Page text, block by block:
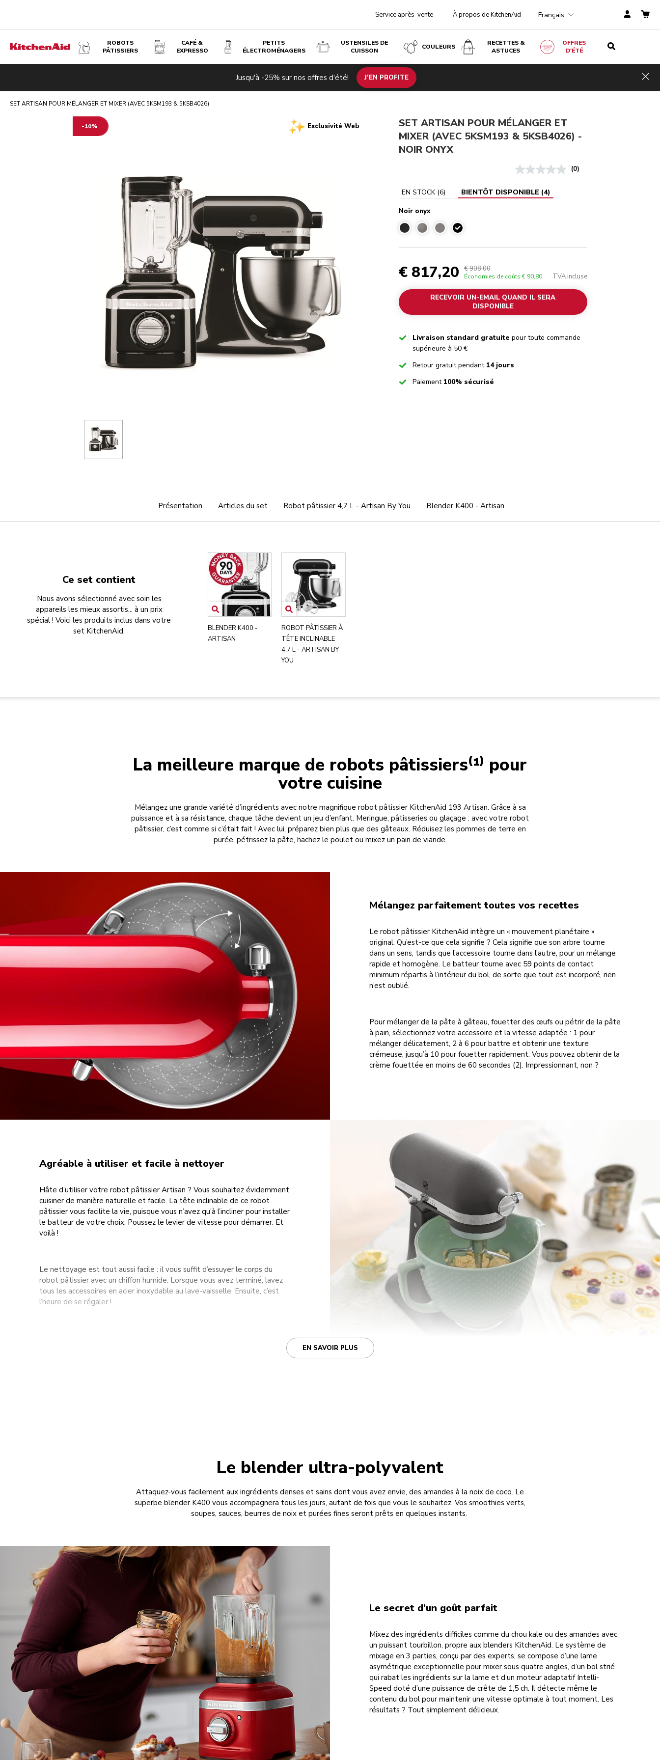
Service après-vente À propos de KitchenAid Français
ROBOTS
PÂTISSIERS
CAFÉ &
EXPRESSO
PETITS
ÉLECTROMÉNAGERS
USTENSILES DE
CUISSON
COULEURS
RECETTES &
ASTUCES
OFFRES
D'ÉTÉ
Jusqu'à -25% sur nos offres d'été! J’EN PROFITE
SET ARTISAN POUR MÉLANGER ET MIXER (AVEC 5KSM193 & 5KSB4026)
Robot pâtissier 4,7 L - Artisan By You Blender K400 - Artisan
Noir onyx
€ 817,20
€ 908,00
-10% Exclusivité Web
SET ARTISAN POUR MÉLANGER ET
MIXER (AVEC 5KSM193 & 5KSB4026) -
NOIR ONYX
(0)
EN STOCK(6) BIENTÔT DISPONIBLE (4)
Noir onyx
Noir onyx
€ 817,20 € 908,00
Économies de coûts € 90,80 TVA incluse
RECEVOIR UN-EMAIL QUAND IL SERA
DISPONIBLE
CheckedLivraison standard gratuite pour toute commande
supérieure à 50 €
CheckedRetour gratuit pendant 14 jours
CheckedPaiement 100% sécurisé
Présentation Articles du set Robot pâtissier 4,7 L - Artisan By You Blender K400 - Artisan
Ce set contient
Nous avons sélectionné avec soin les
appareils les mieux assortis... à un prix
spécial ! Voici les produits inclus dans votre
set KitchenAid.
BLENDER K400 -
ARTISAN
ROBOT PÂTISSIER À
TÊTE INCLINABLE
4,7 L - ARTISAN BY
YOU
La meilleure marque de robots pâtissiers⁽¹⁾ pour
votre cuisine
Mélangez une grande variété d’ingrédients avec notre magnifique robot pâtissier KitchenAid 193 Artisan. Grâce à sa
puissance et à sa résistance, chaque tâche devient un jeu d’enfant. Meringue, pâtisseries ou glaçage : avec votre robot
pâtissier, c’est comme si c’était fait ! Avec lui, préparez bien plus que des gâteaux. Réduisez les pommes de terre en
purée, pétrissez la pâte, hachez le poulet ou mixez un pain de viande.
Mélangez parfaitement toutes vos recettes
Le robot pâtissier KitchenAid intègre un « mouvement planétaire »
original. Qu’est-ce que cela signifie ? Cela signifie que son arbre tourne
dans un sens, tandis que l’accessoire tourne dans l’autre, pour un mélange
rapide et homogène. Le batteur tourne avec 59 points de contact
minimum répartis à l’intérieur du bol, de sorte que tout est incorporé, rien
n’est oublié.
Pour mélanger de la pâte à gâteau, fouetter des œufs ou pétrir de la pâte
à pain, sélectionnez votre accessoire et la vitesse adaptée : 1 pour
mélanger délicatement, 2 à 6 pour battre et obtenir une texture
crémeuse, jusqu’à 10 pour fouetter rapidement. Vous pouvez obtenir de la
crème fouettée en moins de 60 secondes (2). Impressionnant, non ?
Agréable à utiliser et facile à nettoyer
Hâte d’utiliser votre robot pâtissier Artisan ? Vous souhaitez évidemment
cuisiner de manière naturelle et facile. La tête inclinable de ce robot
pâtissier vous facilite la vie, puisque vous n’avez qu’à l’incliner pour installer
le batteur de votre choix. Poussez le levier de vitesse pour démarrer. Et
voilà !
Le nettoyage est tout aussi facile : il vous suffit d’essuyer le corps du
robot pâtissier avec un chiffon humide. Lorsque vous avez terminé, lavez
tous les accessoires en acier inoxydable au lave-vaisselle. Ensuite, c’est
l’heure de se régaler !
EN SAVOIR PLUS
Le blender ultra-polyvalent
Attaquez-vous facilement aux ingrédients denses et sains dont vous avez envie, des amandes à la noix de coco. Le
superbe blender K400 vous accompagnera tous les jours, autant de fois que vous le souhaitez. Vos smoothies verts,
soupes, sauces, beurres de noix et purées fines seront prêts en quelques instants.
Le secret d’un goût parfait
Mixez des ingrédients difficiles comme du chou kale ou des amandes avec
un puissant tourbillon, propre aux blenders KitchenAid. Le système de
mixage en 3 parties, conçu par des experts, se compose d’une lame
asymétrique exceptionnelle pour mixer sous quatre angles, d’un bol strié
qui rabat les ingrédients sur la lame et d’un moteur adaptatif Intelli-
Speed doté d’une puissance de crête de 1,5 ch. Il détecte même le
contenu du bol pour maintenir une vitesse optimale à tout moment. Les
résultats ? Tout simplement délicieux.